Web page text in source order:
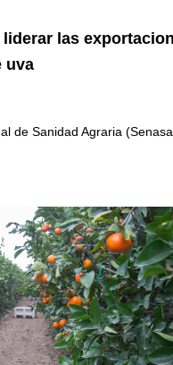
las
uva
de Sanidad Agraria